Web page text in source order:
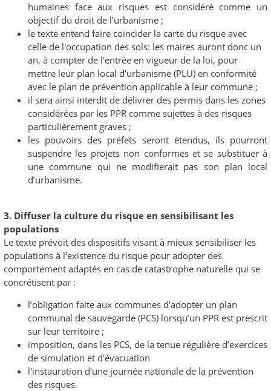
humaines face aux risques est considéré comme un
objectif du droit de l’urbanisme ;
le texte entend faire coïncider la carte du risque avec
celle de l'occupation des sols: les maires auront donc un
an, à compter de l'entrée en vigueur de la loi, pour
mettre leur plan local d'urbanisme (PLU) en conformité
avec le plan de prévention applicable à leur commune ;
il sera ainsi interdit de délivrer des permis dans les zones
considérées par les PPR comme sujettes à des risques
particulièrement graves ;
les pouvoirs des préfets seront étendus, ils pourront
suspendre les projets non conformes et se substituer à
une commune qui ne modifierait pas son plan local
d’urbanisme.
3. Diffuser la culture du risque en sensibilisant les
populations
Le texte prévoit des dispositifs visant à mieux sensibiliser les
populations à l'existence du risque pour adopter des
comportement adaptés en cas de catastrophe naturelle qui se
concrétisent par :
l’obligation faite aux communes d’adopter un plan
communal de sauvegarde (PCS) lorsqu’un PPR est prescrit
sur leur territoire ;
imposition, dans les PCS, de la tenue régulière d’exercices
de simulation et d'évacuation
l'instauration d'une journée nationale de la prévention
des risques.